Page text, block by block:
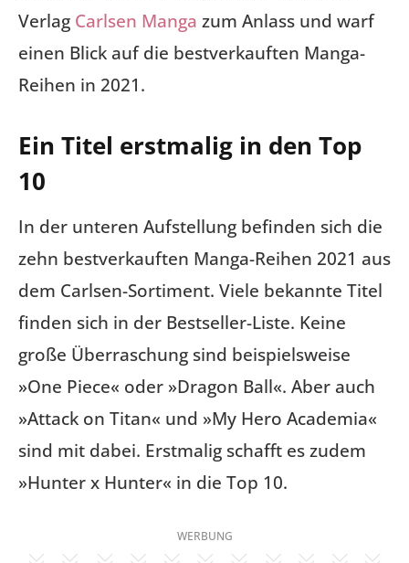
Verlag Carlsen Manga zum Anlass und warf
einen Blick auf die bestverkauften Manga-
Reihen in 2021.
Ein Titel erstmalig in den Top
10
In der unteren Aufstellung befinden sich die
zehn bestverkauften Manga-Reihen 2021 aus
dem Carlsen-Sortiment. Viele bekannte Titel
finden sich in der Bestseller-Liste. Keine
große Überraschung sind beispielsweise
»One Piece« oder »Dragon Ball«. Aber auch
»Attack on Titan« und »My Hero Academia«
sind mit dabei. Erstmalig schafft es zudem
»Hunter x Hunter« in die Top 10.
WERBUNG